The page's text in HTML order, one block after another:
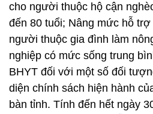
cho người thuộc hộ cận
đến 80 tuổi; Nâng mức hỗ
người thuộc gia đình làm
nghiệp có mức sống trung
BHYT đối với một số đối
diện chính sách hiện hành
bàn tỉnh. Tính đến hết ngày